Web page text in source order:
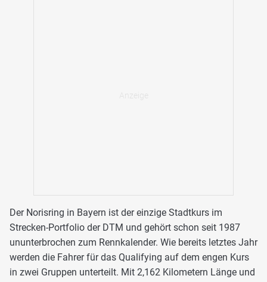
Der Norisring in Bayern ist der einzige Stadtkurs im
Strecken-Portfolio der DTM und gehört schon seit 1987
ununterbrochen zum Rennkalender. Wie bereits letztes Jahr
werden die Fahrer für das Qualifying auf dem engen Kurs
in zwei Gruppen unterteilt. Mit 2,162 Kilometern Länge und